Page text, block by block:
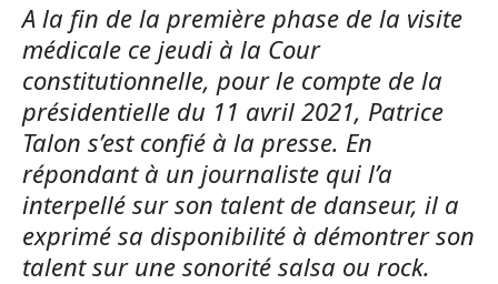
A la fin de la première phase de la visite
médicale ce jeudi à la Cour
constitutionnelle, pour le compte de la
présidentielle du 11 avril 2021, Patrice
Talon s’est confié à la presse. En
répondant à un journaliste qui l’a
interpellé sur son talent de danseur, il a
exprimé sa disponibilité à démontrer son
talent sur une sonorité salsa ou rock.